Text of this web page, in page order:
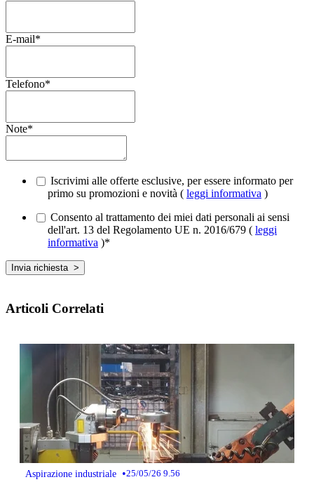
E-mail*
Telefono*
Note*
Iscrivimi alle offerte esclusive, per essere informato per
primo su promozioni e novità ( leggi informativa )
Consento al trattamento dei miei dati personali ai sensi
dell'art. 13 del Regolamento UE n. 2016/679 ( leggi
informativa )*
Articoli Correlati
Aspirazione industriale •25/05/26 9.56